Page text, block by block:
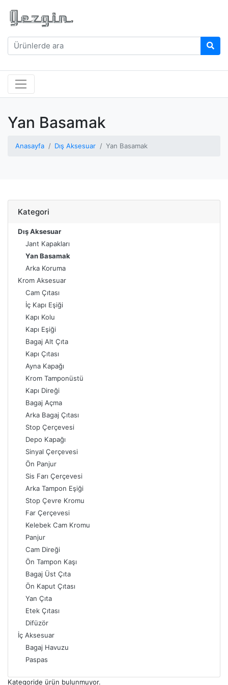
Yan Basamak
Anasayfa Dış Aksesuar Yan Basamak
Kategori
Dış Aksesuar
Jant Kapakları
Yan Basamak
Arka Koruma
Krom Aksesuar
Cam Çıtası
İç Kapı Eşiği
Kapı Kolu
Kapı Eşiği
Bagaj Alt Çıta
Kapı Çıtası
Ayna Kapağı
Krom Tamponüstü
Kapı Direği
Bagaj Açma
Arka Bagaj Çıtası
Stop Çerçevesi
Depo Kapağı
Sinyal Çerçevesi
Ön Panjur
Sis Farı Çerçevesi
Arka Tampon Eşiği
Stop Çevre Kromu
Far Çerçevesi
Kelebek Cam Kromu
Panjur
Cam Direği
Ön Tampon Kaşı
Bagaj Üst Çıta
Ön Kaput Çıtası
Yan Çıta
Etek Çıtası
Difüzör
İç Aksesuar
Bagaj Havuzu
Paspas
Kategoride ürün bulunmuyor.